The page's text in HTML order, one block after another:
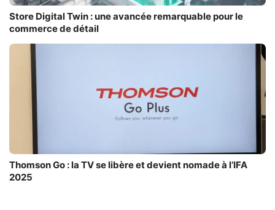
Store Digital Twin : une avancée remarquable pour le
commerce de détail
Thomson Go : la TV se libère et devient nomade à l’IFA
2025